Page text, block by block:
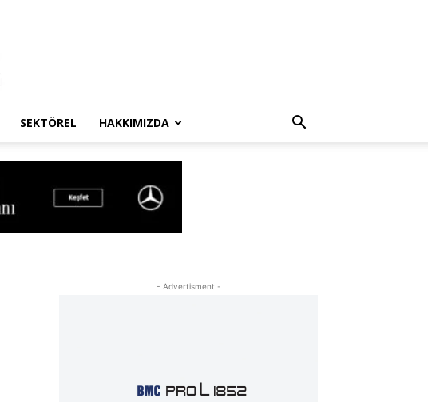
SEKTÖREL HAKKIMIZDA
- Advertisment -